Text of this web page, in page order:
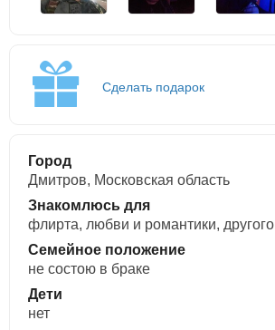
Сделать подарок
Город
Дмитров, Московская область
Знакомлюсь для
флирта, любви и романтики, другого
Семейное положение
не состою в браке
Дети
нет